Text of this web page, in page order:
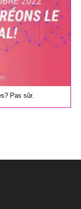
Pas sûr.